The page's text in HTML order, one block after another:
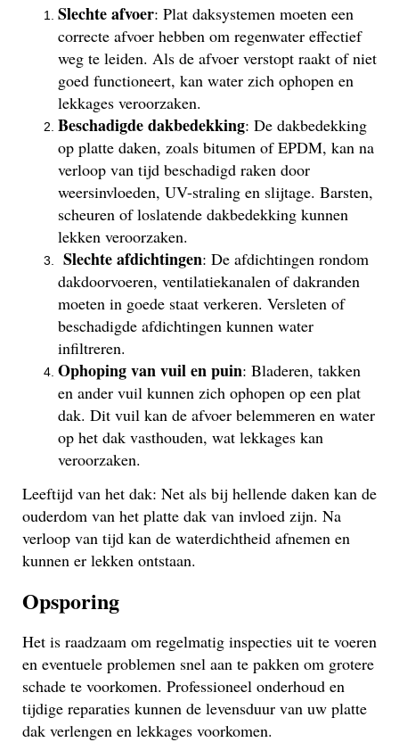
Slechte afvoer: Plat daksystemen moeten een
correcte afvoer hebben om regenwater effectief
weg te leiden. Als de afvoer verstopt raakt of niet
goed functioneert, kan water zich ophopen en
lekkages veroorzaken.
Beschadigde dakbedekking: De dakbedekking
op platte daken, zoals bitumen of EPDM, kan na
verloop van tijd beschadigd raken door
weersinvloeden, UV-straling en slijtage. Barsten,
scheuren of loslatende dakbedekking kunnen
lekken veroorzaken.
Slechte afdichtingen: De afdichtingen rondom
dakdoorvoeren, ventilatiekanalen of dakranden
moeten in goede staat verkeren. Versleten of
beschadigde afdichtingen kunnen water
infiltreren.
Ophoping van vuil en puin: Bladeren, takken
en ander vuil kunnen zich ophopen op een plat
dak. Dit vuil kan de afvoer belemmeren en water
op het dak vasthouden, wat lekkages kan
veroorzaken.
Leeftijd van het dak: Net als bij hellende daken kan de
ouderdom van het platte dak van invloed zijn. Na
verloop van tijd kan de waterdichtheid afnemen en
kunnen er lekken ontstaan.
Opsporing
Het is raadzaam om regelmatig inspecties uit te voeren
en eventuele problemen snel aan te pakken om grotere
schade te voorkomen. Professioneel onderhoud en
tijdige reparaties kunnen de levensduur van uw platte
dak verlengen en lekkages voorkomen.